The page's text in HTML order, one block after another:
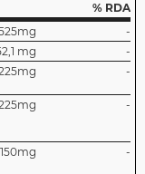
% RDA
-
mg
-
-
-
150mg -